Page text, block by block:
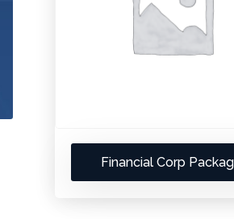
Financial Corp